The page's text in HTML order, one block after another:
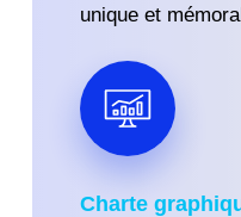
unique et
Charte